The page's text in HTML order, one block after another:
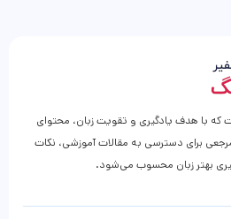
با هدف یادگیری و تقویت زبان، محتوای
مرجعی برای دسترسی به مقالات آموزشی، نکات
بهتر زبان محسوب می‌شود.